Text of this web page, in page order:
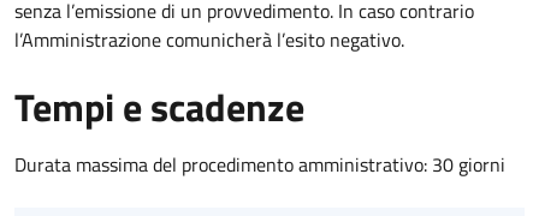
senza l’emissione di un provvedimento. In caso contrario
l’Amministrazione comunicherà l’esito negativo.
Tempi e scadenze
Durata massima del procedimento amministrativo: 30 giorni